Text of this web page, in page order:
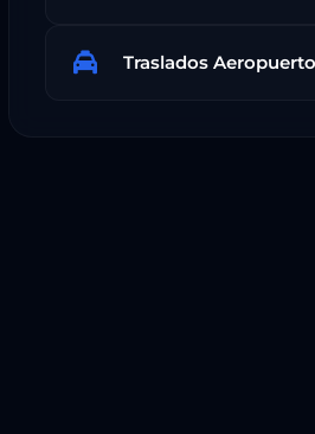
Traslados Aeropuerto